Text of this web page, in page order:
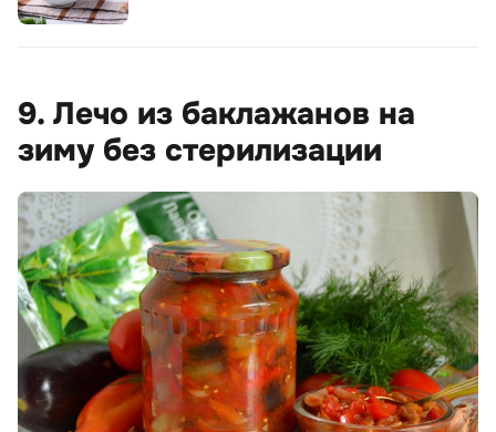
9. Лечо из баклажанов на
зиму без стерилизации